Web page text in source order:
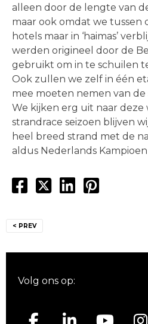
alleen door de lengte van
maar ook omdat we tussen
hotels maar in ‘haimas’
werden origineel door de
gebruikt om in te schuilen
Ook zullen we zelf in één
mee moeten nemen van de
We kijken erg uit naar deze
strandrace seizoen blijven
heel breed strand met de
aldus Nederlands
navigatie
< PREV
Volg ons op: